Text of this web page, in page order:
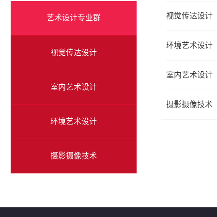
艺术设计专业群
视觉传达设计
室内艺术设计
环境艺术设计
摄影摄像技术
视觉传达设计
环境艺术设计
室内艺术设计
摄影摄像技术